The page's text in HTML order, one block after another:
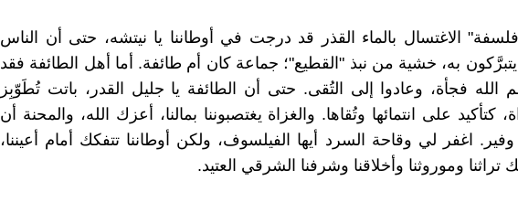
الاغتسال بالماء القذر قد درجت في أوطاننا يا نيتشه، حتى أن الناس
يتبرَّكون به، خشية من نبذ "القطيع"؛ جماعة كان أم طائفة. أما أهل الطائفة فقد
الله فجأة، وعادوا إلى التُقى. حتى أن الطائفة يا جليل القدر، باتت تُطَوّبِز
كتأكيد على انتمائها وتُقاها. والغزاة يغتصبوننا بمالنا، أعزك الله، والمحنة أن
وفير. اغفر لي وقاحة السرد أيها الفيلسوف، ولكن أوطاننا تتفكك أمام أعيننا،
تراثنا وموروثنا وأخلاقنا وشرفنا الشرقي العتيد.